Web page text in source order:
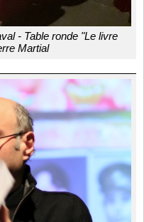
- Table ronde "Le livre
Martial